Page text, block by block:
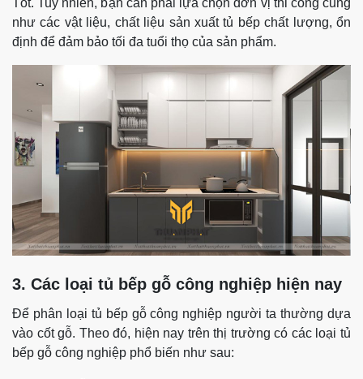
Tốt. Tuy nhiên, bạn cần phải lựa chọn đơn vị thi công cũng
như các vật liệu, chất liệu sản xuất tủ bếp chất lượng, ổn
định để đảm bảo tối đa tuổi thọ của sản phẩm.
3. Các loại tủ bếp gỗ công nghiệp hiện nay
Để phân loại tủ bếp gỗ công nghiệp người ta thường dựa
vào cốt gỗ. Theo đó, hiện nay trên thị trường có các loại tủ
bếp gỗ công nghiệp phổ biến như sau: